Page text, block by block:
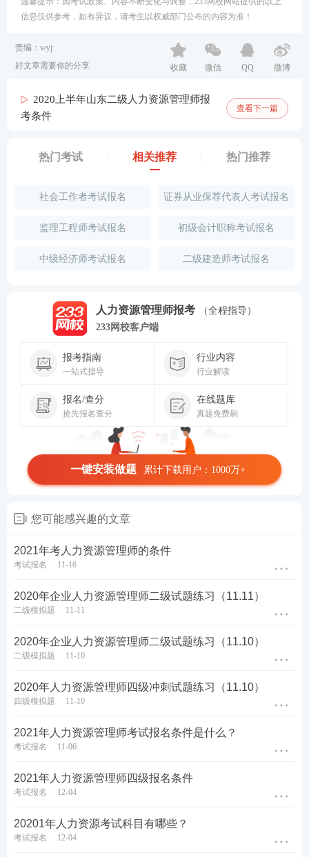
信息仅供参考，如有异议，请考生以权威部门公布的内容为准！
责编：wyj
好文章需要你的分享
收藏 微信 QQ 微博
2020上半年山东二级人力资源管理师报
考条件
查看下一篇
热门考试 相关推荐 热门推荐
社会工作者考试报名 证券从业保荐代表人考试报名
监理工程师考试报名 初级会计职称考试报名
中级经济师考试报名 二级建造师考试报名
人力资源管理师报考
（全程指导）
233网校客户端
报考指南
一站式指导
行业内容
行业解读
报名/查分
抢先报名查分
在线题库
真题免费刷
一键安装做题 累计下载用户：1000万+
您可能感兴趣的文章
2021年考人力资源管理师的条件
考试报名 11-16
2020年企业人力资源管理师二级试题练习（11.11）
二级模拟题 11-11
2020年企业人力资源管理师二级试题练习（11.10）
二级模拟题 11-10
2020年人力资源管理师四级冲刺试题练习（11.10）
四级模拟题 11-10
2021年人力资源管理师考试报名条件是什么？
考试报名 11-06
2021年人力资源管理师四级报名条件
考试报名 12-04
20201年人力资源考试科目有哪些？
考试报名 12-04